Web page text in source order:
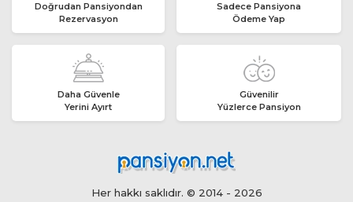
Doğrudan Pansiyondan
Rezervasyon
Sadece Pansiyona
Ödeme Yap
Daha Güvenle
Yerini Ayırt
Güvenilir
Yüzlerce Pansiyon
Her hakkı saklıdır. © 2014 - 2026